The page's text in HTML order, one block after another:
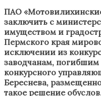
ПАО
заключить с
имуществом и
Пермского края
исключении из
заводчанам,
конкурсного
Береснева,
такое решение